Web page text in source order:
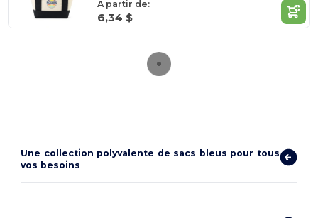
À partir de:
6,34 $
Une collection polyvalente de sacs bleus pour tous
vos besoins